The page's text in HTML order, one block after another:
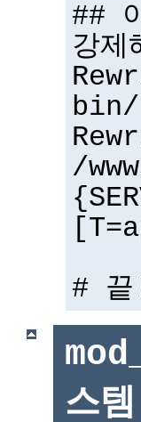
##
강제
bin/
/
# 끝
스템